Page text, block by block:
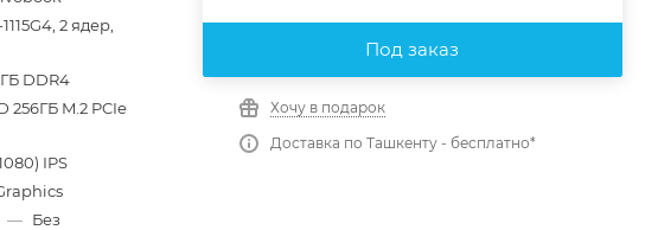
2 ядер,
DDR4
256ГБ M.2 PCIe
IPS
— Без
Под заказ
Хочу в подарок
Доставка по Ташкенту - бесплатно*